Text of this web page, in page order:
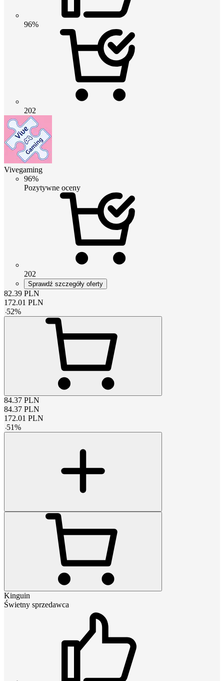
96%
202
Vivegaming
96%
Pozytywne oceny
202
Sprawdź szczegóły oferty
82.39 PLN
172.01 PLN
-52%
84.37 PLN
84.37 PLN
172.01 PLN
-51%
Kinguin
Świetny sprzedawca